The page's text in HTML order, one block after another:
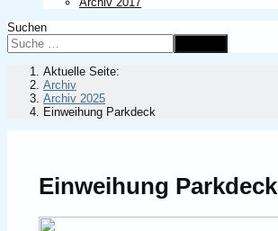
Suchen
Aktuelle Seite:
Archiv
Archiv 2025
Einweihung Parkdeck
Einweihung Parkdeck